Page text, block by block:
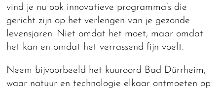
vind je nu ook innovatieve programma’s die
gericht zijn op het verlengen van je gezonde
levensjaren. Niet omdat het moet, maar omdat
het kan en omdat het verrassend fijn voelt.
Neem bijvoorbeeld het kuuroord Bad Dürrheim,
waar natuur en technologie elkaar ontmoeten op